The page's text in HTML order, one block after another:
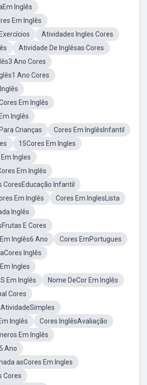
Inglês
Em Inglês
Atividades Ingles Cores
Atividade De Inglêsas Cores
Ano Cores
Ano Cores
Em Inglês
Inglês
Crianças
Cores Em InglêsInfantil
15Cores Em Ingles
Ingles
Em Inglês
CoresEducação Infantil
Em Inglês
Cores Em InglesLista
Inglês
E Cores
Inglês6 Ano
Cores EmPortugues
Inglês
Ingles
Em Inglês
Nome DeCor Em Inglês
Cores
Inglês
Cores InglêsAvaliação
Em Inglês
Ano
asCores Em Ingles
Cores